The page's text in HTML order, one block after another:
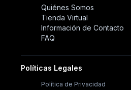
Quiénes Somos
Tienda Virtual
Información de Contacto
FAQ
Políticas Legales
Política de Privacidad